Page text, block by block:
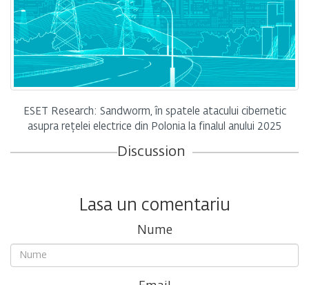
ESET Research: Sandworm, în spatele atacului cibernetic
asupra rețelei electrice din Polonia la finalul anului 2025
Discussion
Lasa un comentariu
Nume